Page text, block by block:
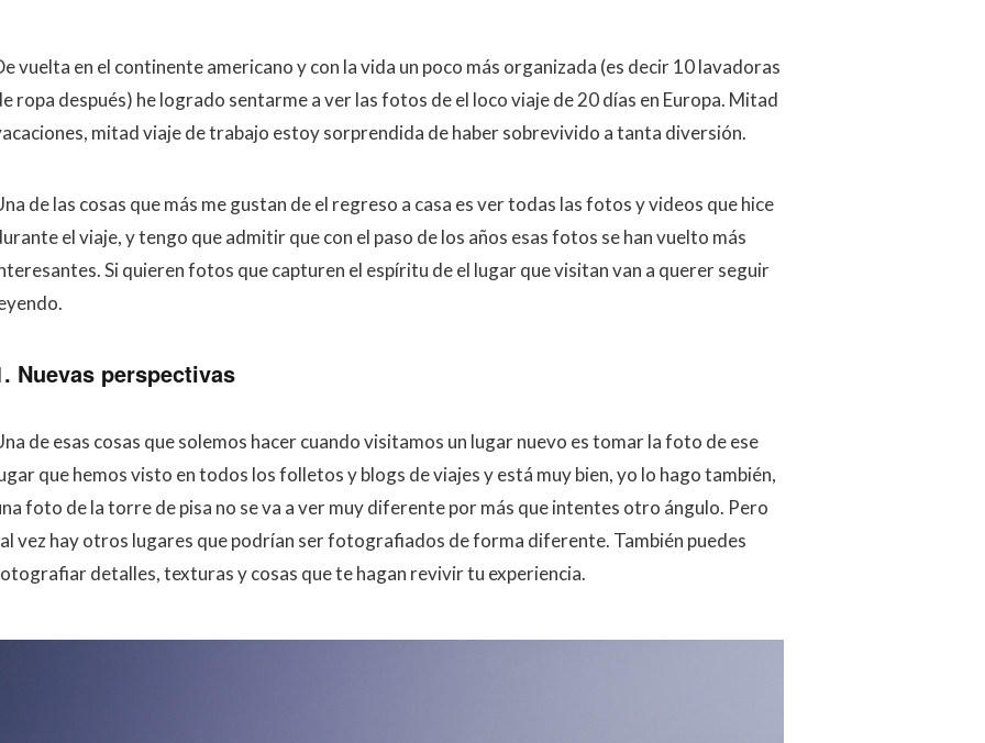
vuelta en el continente americano y con la vida un poco más organizada (es decir 10 lavadoras
ropa después) he logrado sentarme a ver las fotos de el loco viaje de 20 días en Europa. Mitad
mitad viaje de trabajo estoy sorprendida de haber sobrevivido a tanta diversión.
de las cosas que más me gustan de el regreso a casa es ver todas las fotos y videos que hice
el viaje, y tengo que admitir que con el paso de los años esas fotos se han vuelto más
Si quieren fotos que capturen el espíritu de el lugar que visitan van a querer seguir
Nuevas perspectivas
de esas cosas que solemos hacer cuando visitamos un lugar nuevo es tomar la foto de ese
que hemos visto en todos los folletos y blogs de viajes y está muy bien, yo lo hago también,
foto de la torre de pisa no se va a ver muy diferente por más que intentes otro ángulo. Pero
vez hay otros lugares que podrían ser fotografiados de forma diferente. También puedes
detalles, texturas y cosas que te hagan revivir tu experiencia.